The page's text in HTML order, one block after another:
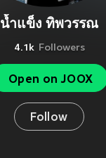
น้ำแข็ง ทิพวรรณ
4.1k Followers
Open on JOOX
Follow